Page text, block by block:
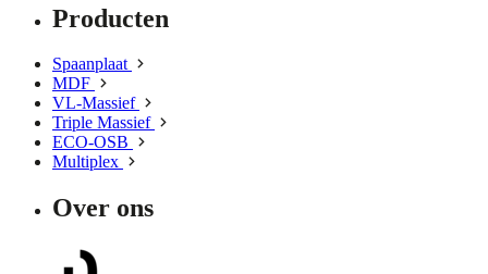
Producten
Spaanplaat
MDF
VL-Massief
Triple Massief
ECO-OSB
Multiplex
Over ons